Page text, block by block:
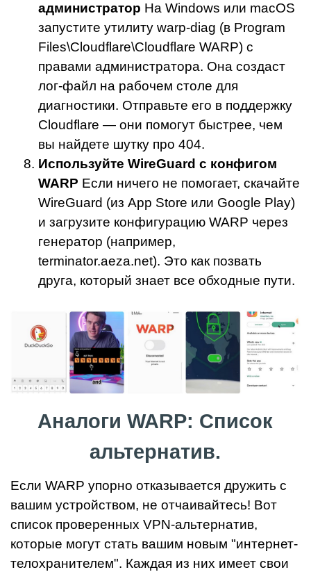
администратор На Windows или macOS
запустите утилиту warp-diag (в Program
Files\Cloudflare\Cloudflare WARP) с
правами администратора. Она создаст
лог-файл на рабочем столе для
диагностики. Отправьте его в поддержку
Cloudflare — они помогут быстрее, чем
вы найдете шутку про 404.
Используйте WireGuard с конфигом
WARP Если ничего не помогает, скачайте
WireGuard (из App Store или Google Play)
и загрузите конфигурацию WARP через
генератор (например,
terminator.aeza.net). Это как позвать
друга, который знает все обходные пути.
Аналоги WARP: Список
альтернатив.
Если WARP упорно отказывается дружить с
вашим устройством, не отчаивайтесь! Вот
список проверенных VPN-альтернатив,
которые могут стать вашим новым "интернет-
телохранителем". Каждая из них имеет свои